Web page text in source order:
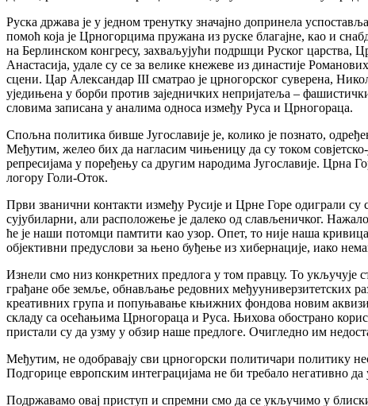
Руска држава је у једном тренутку значајно допринела
помоћ која је Црногорцима пружана из руске благајне, као и
на Берлинском конгресу, захваљујући подршци Руског царства,
Анастасија, удале су се за велике кнежеве из династије
сцени. Цар Александар III сматрао је црногорског суверена,
уједињена у борби против заједничких непријатеља –
словима записана у аналима односа између Руса и Црногораца.
Спољна политика бивше Југославије је, колико је познато,
Међутим, желео бих да нагласим чињеницу да су током
репресијама у поређењу са другим народима Југославије. Црна
логору Голи-Оток.
Први званични контакти између Русије и Црне Горе одиграли
сујубиларни, али расположење је далеко од слављеничког.
ће је наши потомци памтити као узор. Опет, то није наша
објективни предуслови за њено буђење из хибернације, иако
Изнели смо низ конкретних предлога у том правцу. То укључује
грађане обе земље, обнављање редовних међууниверзитетских
креативних група и попуњавање књижних фондова новим
складу са осећањима Црногораца и Руса. Њихова обострано
пристали су да узму у обзир наше предлоге. Очигледно им
Међутим, не одобравају сви црногорски политичари политику
Подгорице европским интеграцијама не би требало негативно да
Подржавамо овај приступ и спремни смо да се укључимо у